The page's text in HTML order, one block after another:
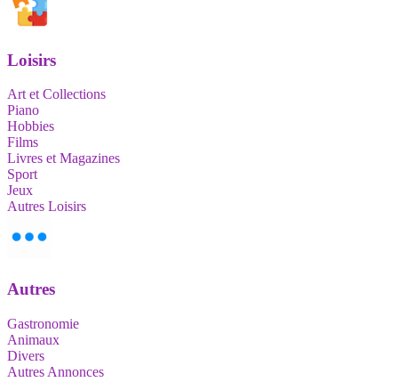
Loisirs
Art et Collections
Piano
Hobbies
Films
Livres et Magazines
Sport
Jeux
Autres Loisirs
Autres
Gastronomie
Animaux
Divers
Autres Annonces